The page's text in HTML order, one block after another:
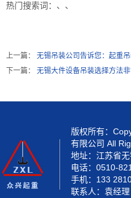
热门搜索词： 、、
上一篇：
无锡吊装公司告诉您：起重
下一篇：
无锡大件设备吊装选择方法
版权所有：
有限公司 All
地址：江苏省
电话：0510-
手机：133
联系人：袁经理